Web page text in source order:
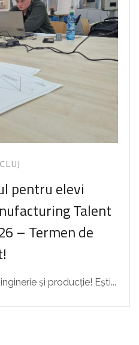
pentru elevi
Talent
– Termen de
și producție! Ești...